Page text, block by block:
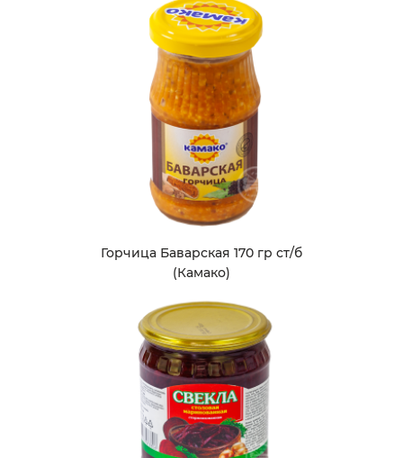
Горчица Баварская 170 гр ст/б
(Камако)